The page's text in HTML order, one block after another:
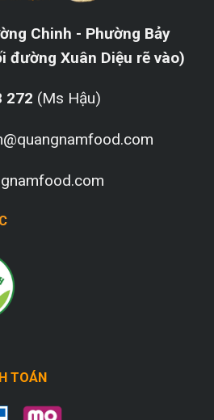
Chinh - Phường Bảy
đường Xuân Diệu rẽ vào)
272 (Ms Hậu)
TOÁN